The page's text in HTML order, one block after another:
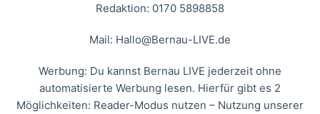
Redaktion: 0170 5898858
Mail: Hallo@Bernau-LIVE.de
Werbung: Du kannst Bernau LIVE jederzeit ohne
automatisierte Werbung lesen. Hierfür gibt es 2
Möglichkeiten: Reader-Modus nutzen – Nutzung unserer